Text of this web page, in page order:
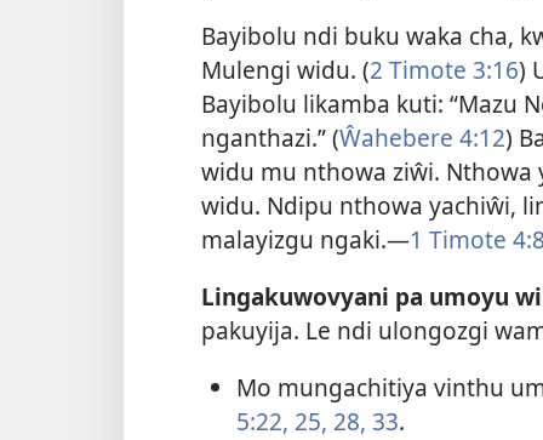
Bayibolu ndi buku waka cha,
Mulengi widu. (2 Timote 3:16)
Bayibolu likamba kuti: “Mazu
nganthazi.” (Ŵahebere 4:12)
widu mu nthowa ziŵi.
widu. Ndipu nthowa yachiŵi,
malayizgu ngaki.—1 Timote
Lingakuwovyani pa umoyu
pakuyija. Le ndi ulongozgi
Mo mungachitiya vinthu
5:22, 25, 28, 33.